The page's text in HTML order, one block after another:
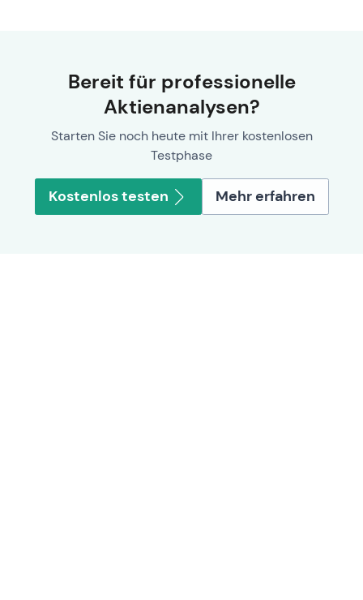
Bereit für professionelle
Aktienanalysen?
Starten Sie noch heute mit Ihrer kostenlosen
Testphase
Kostenlos testen Mehr erfahren